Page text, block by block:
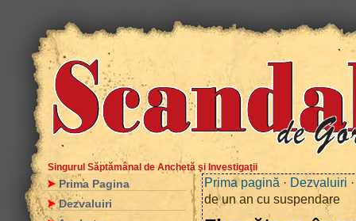
Singurul Săptămânal de Anchetă şi Investigaţii
Prima Pagina
Dezvaluiri
Prima pagină · Dezvaluiri
de un an cu suspendare